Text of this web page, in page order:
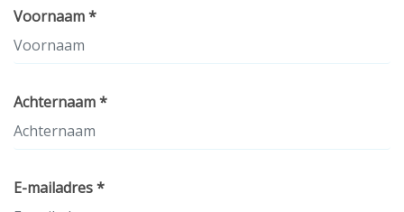
Voornaam *
Achternaam *
E-mailadres *